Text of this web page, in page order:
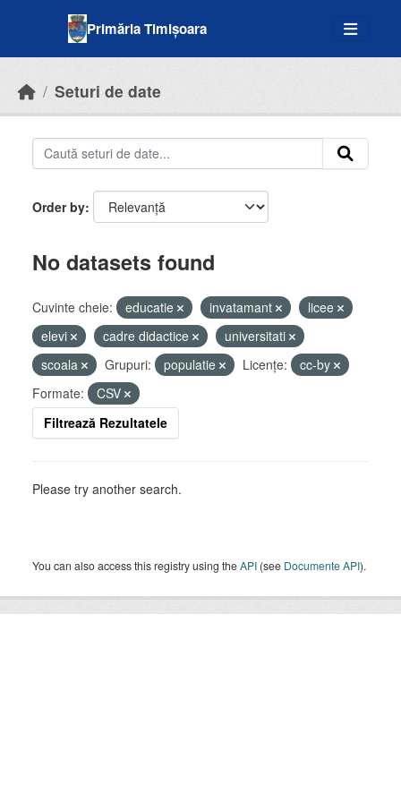
Primăria Timișoara
Seturi de date
Order by
No datasets found
Cuvinte cheie: educatie invatamant
licee
elevi
cadre didactice
universitati
scoala
Grupuri: populatie Licenţe:
cc-by
Formate:
CSV
Filtrează Rezultatele
Please try another search.
You can also access this registry using theAPI (see Documente API).